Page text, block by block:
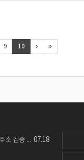
9 10
07.18
시 해봤네요